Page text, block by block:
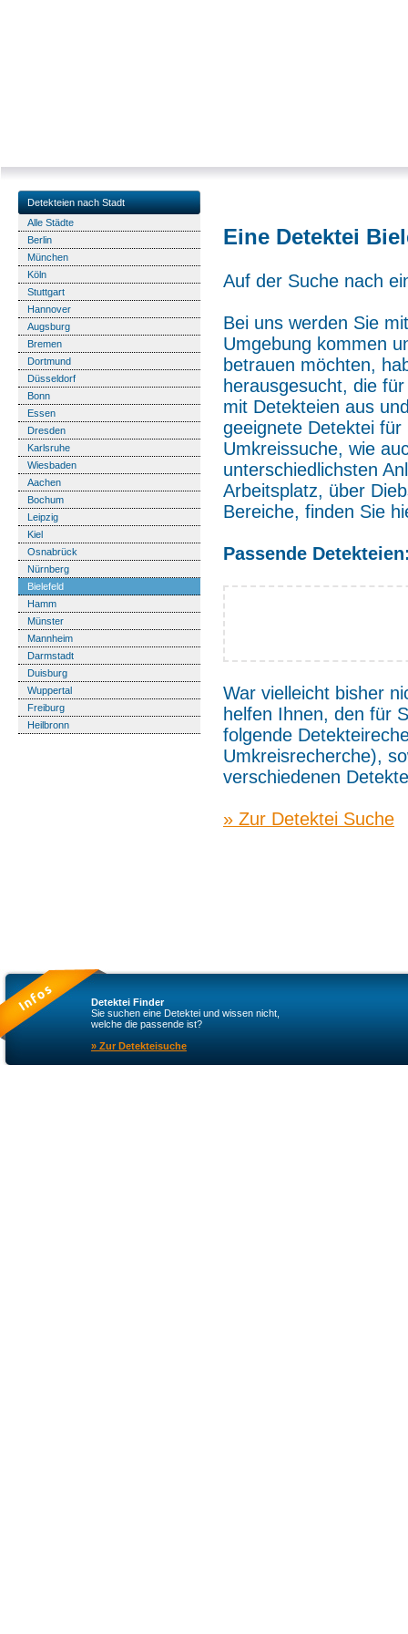
Detekteien nach Stadt
Alle Städte
Berlin
München
Köln
Stuttgart
Hannover
Augsburg
Bremen
Dortmund
Düsseldorf
Bonn
Essen
Dresden
Karlsruhe
Wiesbaden
Aachen
Bochum
Leipzig
Kiel
Osnabrück
Nürnberg
Bielefeld
Hamm
Münster
Mannheim
Darmstadt
Duisburg
Wuppertal
Freiburg
Heilbronn
Eine Detektei
Auf der Suche nach
Bei uns werden Sie
Umgebung kommen
betrauen möchten,
herausgesucht, die
mit Detekteien aus
geeignete Detektei
Umkreissuche, wie
unterschiedlichsten
Arbeitsplatz, über
Bereiche, finden Sie
Passende
War vielleicht bisher
helfen Ihnen, den für
folgende
Umkreisrecherche),
verschiedenen
» Zur Detektei Suche
Detektei Finder
Sie suchen eine Detektei und wissen nicht,
welche die passende ist?
» Zur Detekteisuche